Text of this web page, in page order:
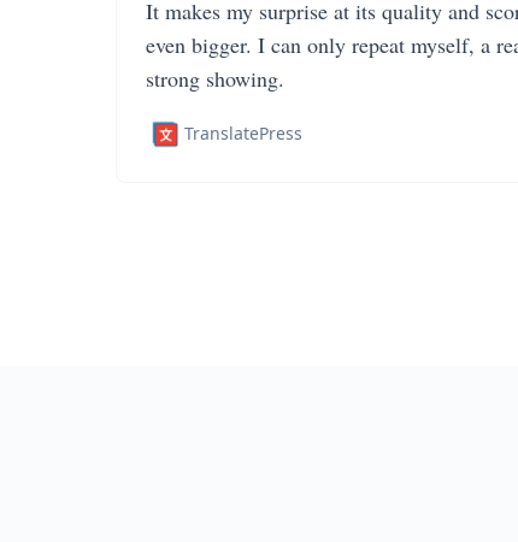
It makes my surprise at its quality and
even bigger. I can only repeat myself, a
strong showing.
TranslatePress